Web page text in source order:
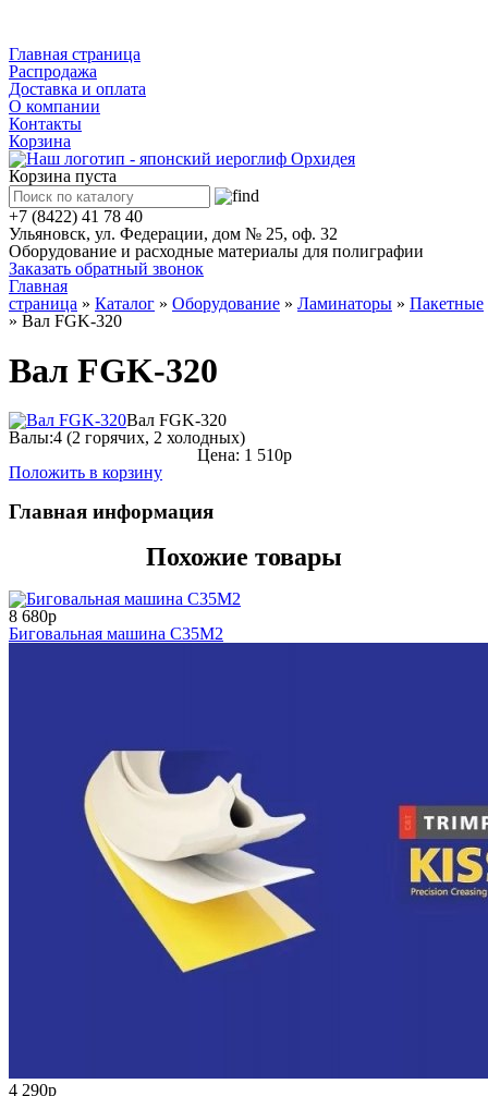
Главная страница
Распродажа
Доставка и оплата
О компании
Контакты
Корзина
Корзина пуста
+7 (8422) 41 78 40
Ульяновск, ул. Федерации, дом № 25, оф. 32
Оборудование и расходные материалы для полиграфии
Заказать обратный звонок
Главная
страница » Каталог » Оборудование » Ламинаторы » Пакетные
» Вал FGK-320
Вал FGK-320
Вал FGK-320
Валы:4 (2 горячих, 2 холодных)
Цена: 1 510р
Положить в корзину
Главная информация
Похожие товары
8 680р
Биговальная машина С35М2
4 290р